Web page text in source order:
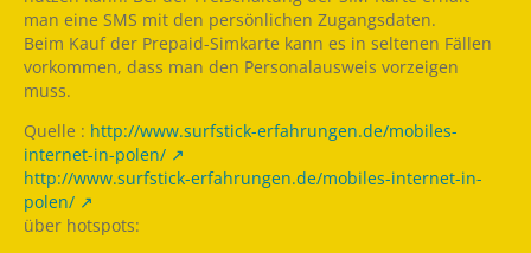
man eine SMS mit den persönlichen Zugangsdaten.
Beim Kauf der Prepaid-Simkarte kann es in seltenen Fällen
vorkommen, dass man den Personalausweis vorzeigen
muss.
Quelle : http://www.surfstick-erfahrungen.de/mobiles-
internet-in-polen/
http://www.surfstick-erfahrungen.de/mobiles-internet-in-
polen/
über hotspots: